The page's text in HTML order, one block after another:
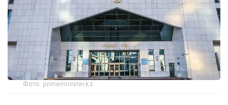
Фото: primeminister.kz